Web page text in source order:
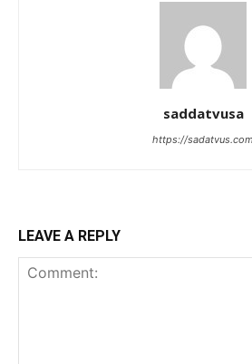
saddatvusa
https://sadatvus.com
LEAVE A REPLY